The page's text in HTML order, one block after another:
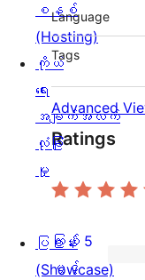
Language
Tags
Advanced
Ratings
ကြယ်
ကြယ် 5
ပွင့်
စနစ်
(Hosting)
ကိုယ်
ရေး
အချက်အလက်
လုံခြုံ
မှု
ပြခန်း
(Showcase)